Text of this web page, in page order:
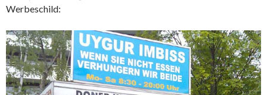
Werbeschild: